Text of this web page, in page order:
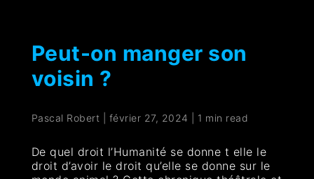
Peut-on manger son
voisin ?
Pascal Robert février 27, 2024 1 min read
De quel droit l’Humanité se donne t elle le
droit d’avoir le droit qu’elle se donne sur le